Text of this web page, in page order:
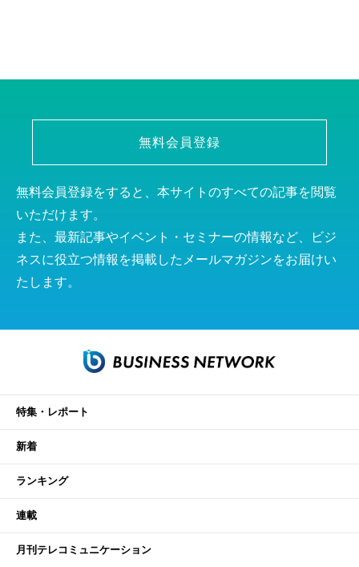
無料会員登録
無料会員登録をすると、本サイトのすべての記事を閲覧
いただけます。
また、最新記事やイベント・セミナーの情報など、ビジ
ネスに役立つ情報を掲載したメールマガジンをお届けい
たします。
特集・レポート
新着
ランキング
連載
月刊テレコミュニケーション